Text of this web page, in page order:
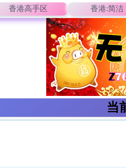
香港高手区 香港:简洁
当